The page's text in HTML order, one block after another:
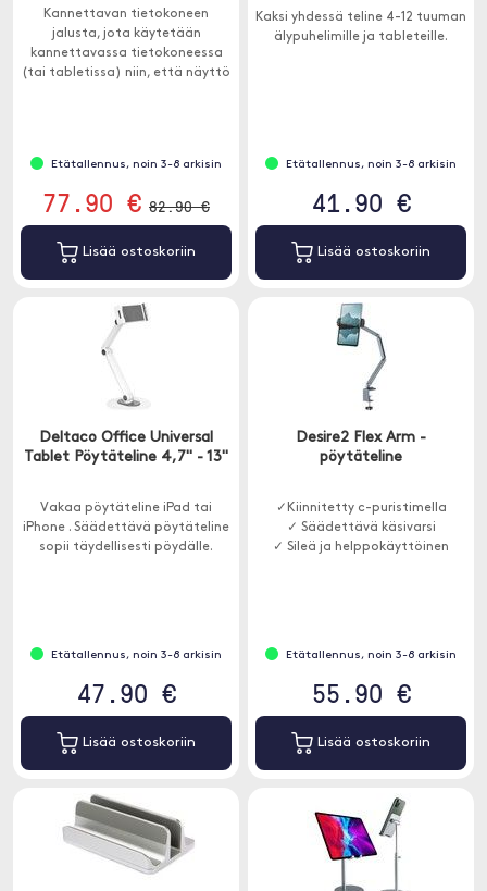
Kannettavan tietokoneen
jalusta, jota käytetään
kannettavassa tietokoneessa
(tai tabletissa) niin, että näyttö
niskaongelmat.
Etätallennus, noin 3-8 arkisin
77.90 € 82.90 €
Lisää ostoskoriin
Kaksi yhdessä teline 4-12 tuuman
älypuhelimille ja tableteille.
Etätallennus, noin 3-8 arkisin
41.90 €
Lisää ostoskoriin
Deltaco Office Universal
Tablet Pöytäteline 4,7" - 13"
Vakaa pöytäteline iPad tai
iPhone . Säädettävä pöytäteline
sopii täydellisesti pöydälle.
Etätallennus, noin 3-8 arkisin
47.90 €
Lisää ostoskoriin
Desire2 Flex Arm -
pöytäteline
✓Kiinnitetty c-puristimella
✓ Säädettävä käsivarsi
✓ Sileä ja helppokäyttöinen
Etätallennus, noin 3-8 arkisin
55.90 €
Lisää ostoskoriin